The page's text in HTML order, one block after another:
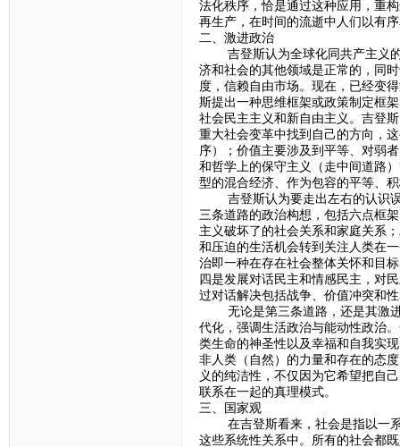
法化秩序，恰是通过这种应用，重
再生产，在时间的流逝中人们以有
二、激进政治
吉登斯认为全球化同共产主义的
济和社会的其他领域是正常的，同
度，信赖自由市场。现在，已经变
斯提出一种思维框架或政策制定框
社会民主主义和新自由主义。吉登
重大社会变革中找到自己的方向，
序）；价值主要涉及到平等、对弱
和哲学上的保守主义（走中间道路
型的混合经济、作为包容的平等、
吉登斯认为要走出左右的认识误
三条道路的政治构想，包括六点框
主义破坏了的社会关系和家庭关系
和压迫的生活机会转到关注人类在
治即一种在存在社会整体关怀和目
四是发展对话民主和情感民主，对
过对话解决包括战争、价值冲突和
无论是第三条道路，还是其激进
代化，强调生活政治与能动性政治
类生命的神圣性以及幸福和自我实
非人类（自然）的力量和存在的态
义的纯洁性，不仅因为它希望把自
联系在一起的真理模式。
三、国家观
在吉登斯看来，社会是指以一系
这些系统性关系中。所有的社会都